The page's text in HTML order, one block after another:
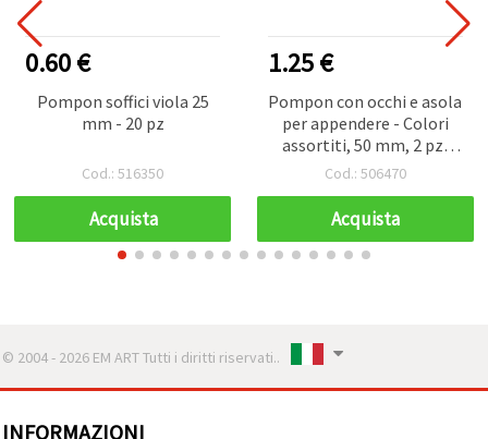
0.60 €
Pompon soffici viola 25
mm - 20 pz
Cod.: 516350
Acquista
1.25 €
Pompon con occhi e asola
per appendere - Colori
assortiti, 50 mm, 2 pz,
bambini
Cod.: 506470
Acquista
© 2004 - 2026 EM ART Tutti i diritti riservati..
INFORMAZIONI